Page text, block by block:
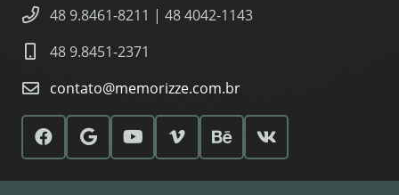
48 9.8461-8211 | 48 4042-1143
48 9.8451-2371
contato@memorizze.com.br